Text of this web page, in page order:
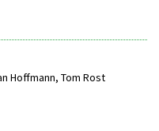
Hoffmann, Tom Rost